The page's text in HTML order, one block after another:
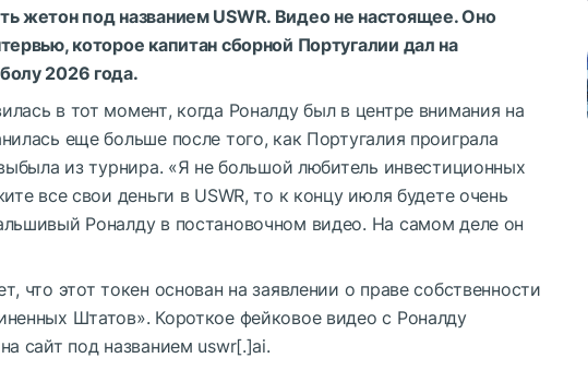
жетон под названием USWR. Видео не настоящее. Оно
которое капитан сборной Португалии дал на
2026 года.
в тот момент, когда Роналду был в центре внимания на
еще больше после того, как Португалия проиграла
из турнира. «Я не большой любитель инвестиционных
все свои деньги в USWR, то к концу июля будете очень
Роналду в постановочном видео. На самом деле он
что этот токен основан на заявлении о праве собственности
Штатов». Короткое фейковое видео с Роналду
сайт под названием uswr[.]ai.